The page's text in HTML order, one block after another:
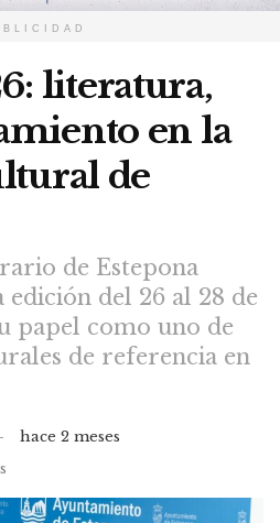
literatura,
en la
de
de Estepona
del 26 al 28 de
papel como uno de
de referencia en
hace 2 meses